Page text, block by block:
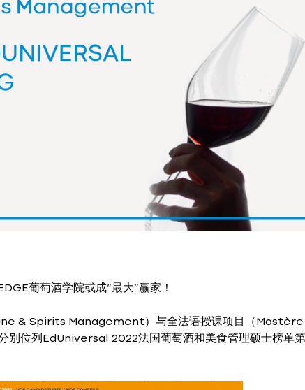
葡萄酒学院或成“最大”赢家！
& Spirits Management）与全法语授课项目（Mastère
位列EdUniversal 2022法国葡萄酒和美食管理硕士榜单